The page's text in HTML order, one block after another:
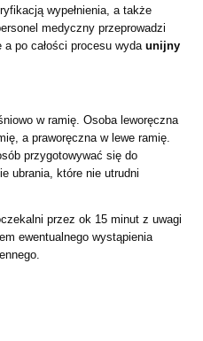
wypełnienia, a także
medyczny przeprowadzi
po całości procesu wyda unijny
w ramię. Osoba leworęczna
a praworęczna w lewe ramię.
przygotowywać się do
ubrania, które nie utrudni
przez ok 15 minut z uwagi
ewentualnego wystąpienia